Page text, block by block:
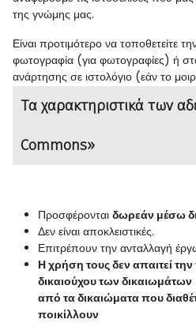
της γνώμης μας.
Είναι προτιμότερο να τοποθετείτε
φωτογραφία (για φωτογραφίες) ή
ανάρτησης σε ιστολόγιο (εάν το
Tα χαρακτηριστικά των
Commons»
Προσφέρονται δωρεάν μέσω
Δεν είναι αποκλειστικές.
Επιτρέπουν την ανταλλαγή
Η χρήση τους δεν απαιτεί
δικαιούχου των δικαιωμάτων
από τα δικαιώματα που
ποικίλλουν